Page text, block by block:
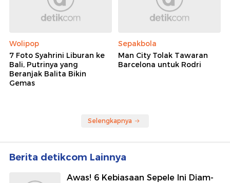
Wolipop
7 Foto Syahrini Liburan ke
Bali, Putrinya yang
Beranjak Balita Bikin
Gemas
Sepakbola
Man City Tolak Tawaran
Barcelona untuk Rodri
Selengkapnya
Berita detikcom Lainnya
Awas! 6 Kebiasaan Sepele Ini Diam-